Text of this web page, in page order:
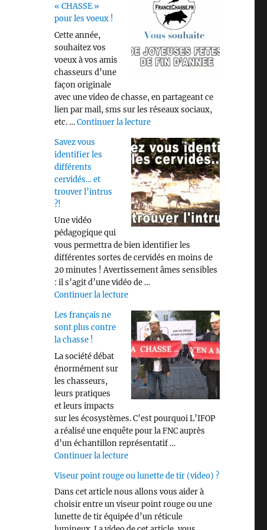
« CHASSE »
pour les voeux !
Cette année,
souhaitez vos
voeux à vos amis
chasseurs d’une
façon originale
avec une video de chasse, en partageant ce
lien par mail, sms sur les réseaux sociaux,
etc. …Continuer la lecturede « Video « CHASSE » pour
Savez vous
identifier les
différents
cervidés… et
trouver l’intrus
?!
Une vidéo
pédagogique qui
vous permettra de bien identifier les
différentes sortes de cervidés en moins de
20 minutes ! Avertissement âmes sensibles
: il s’agit d’une vidéo de …
Continuer la lecturede « Savez vous identifier les
Les français ne
sont plus contre
la chasse !
La société débat
énormément sur
les chasseurs,
leurs pratiques
et leurs impacts
sur les écosystèmes. C’est pourquoi L’IFOP
a réalisé une enquête pour la FNC auprès
d’un échantillon représentatif …
Continuer la lecturede « Les français ne sont plus contre
Viseur point rouge ou lunette de tir (video) ?
Dans cet article nous allons vous aider à
choisir entre un viseur point rouge ou une
lunette de tir équipée d’un réticule